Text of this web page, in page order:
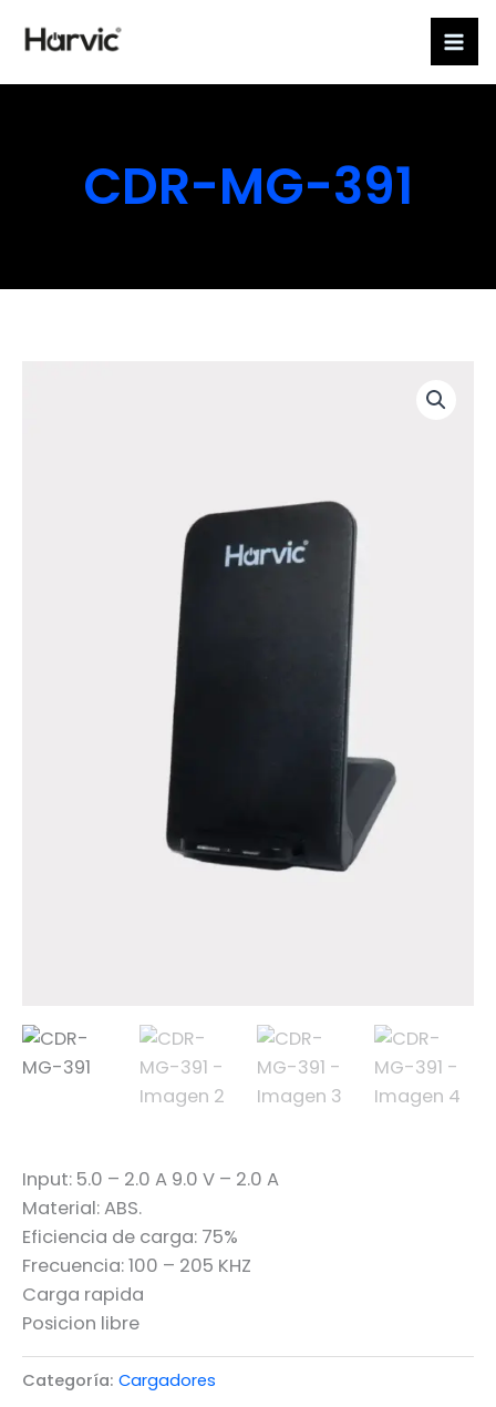
CDR-MG-391
Input: 5.0 – 2.0 A 9.0 V – 2.0 A
Material: ABS.
Eficiencia de carga: 75%
Frecuencia: 100 – 205 KHZ
Carga rapida
Posicion libre
Categoría: Cargadores